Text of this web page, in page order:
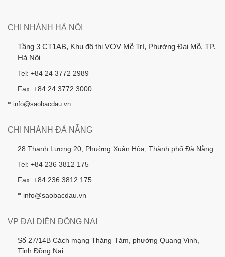
CHI NHÁNH HÀ NỘI
Tầng 3 CT1AB, Khu đô thị VOV Mễ Trì, Phường Đại Mỗ, TP.
Hà Nội
Tel: +84 24 3772 2989
Fax: +84 24 3772 3000
* info@saobacdau.vn
CHI NHÁNH ĐÀ NẴNG
28 Thanh Lương 20, Phường Xuân Hòa, Thành phố Đà Nẵng
Tel: +84 236 3812 175
Fax: +84 236 3812 175
* info@saobacdau.vn
VP ĐẠI DIỆN ĐỒNG NAI
Số 27/14B Cách mạng Tháng Tám, phường Quang Vinh,
Tỉnh Đồng Nai